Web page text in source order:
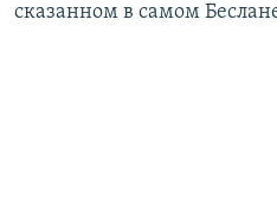
сказанном в самом